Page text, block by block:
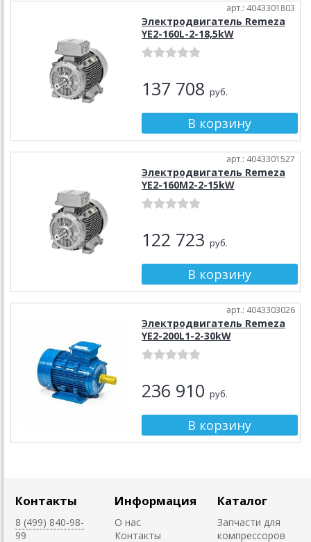
арт.: 4043301803
Электродвигатель Remeza
YE2-160L-2-18,5kW
137 708 руб.
арт.: 4043301527
Электродвигатель Remeza
YE2-160M2-2-15kW
122 723 руб.
арт.: 4043303026
Электродвигатель Remeza
YE2-200L1-2-30kW
236 910 руб.
Контакты
8 (499) 840-98-
99
Информация
О нас
Контакты
Каталог
Запчасти для
компрессоров